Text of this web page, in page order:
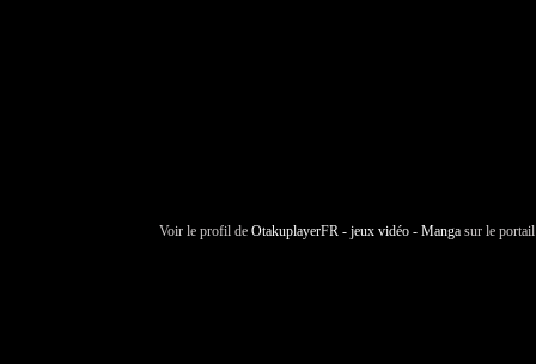
Voir le profil de OtakuplayerFR - jeux vidéo - Manga sur le